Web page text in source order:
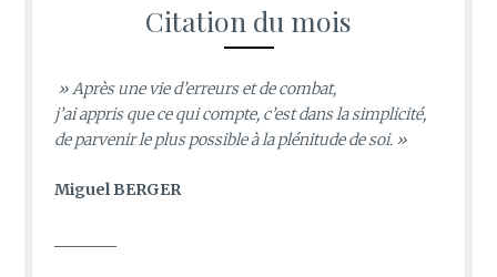
Citation du mois
» Après une vie d’erreurs et de combat,
j’ai appris que ce qui compte, c’est dans la simplicité,
de parvenir le plus possible à la plénitude de soi. »
Miguel BERGER